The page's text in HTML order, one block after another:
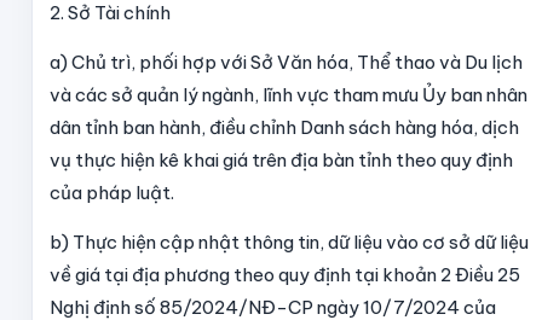
2. Sở Tài chính
a) Chủ trì, phối hợp với Sở Văn hóa, Thể thao và Du lịch
và các sở quản lý ngành, lĩnh vực tham mưu Ủy ban nhân
dân tỉnh ban hành, điều chỉnh Danh sách hàng hóa, dịch
vụ thực hiện kê khai giá trên địa bàn tỉnh theo quy định
của pháp luật.
b) Thực hiện cập nhật thông tin, dữ liệu vào cơ sở dữ liệu
về giá tại địa phương theo quy định tại khoản 2 Điều 25
Nghị định số 85/2024/NĐ-CP ngày 10/7/2024 của